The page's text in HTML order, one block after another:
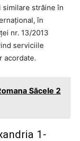
similare străine în
în
nr. 13/2013
serviciile
acordate.
Săcele 2
1-